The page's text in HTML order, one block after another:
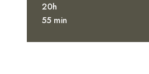
20h
55 min